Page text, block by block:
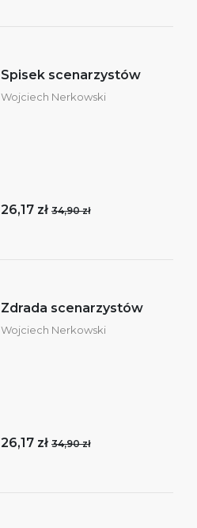
Spisek scenarzystów
Wojciech Nerkowski
26,17 zł 34,90 zł
Zdrada scenarzystów
Wojciech Nerkowski
26,17 zł 34,90 zł